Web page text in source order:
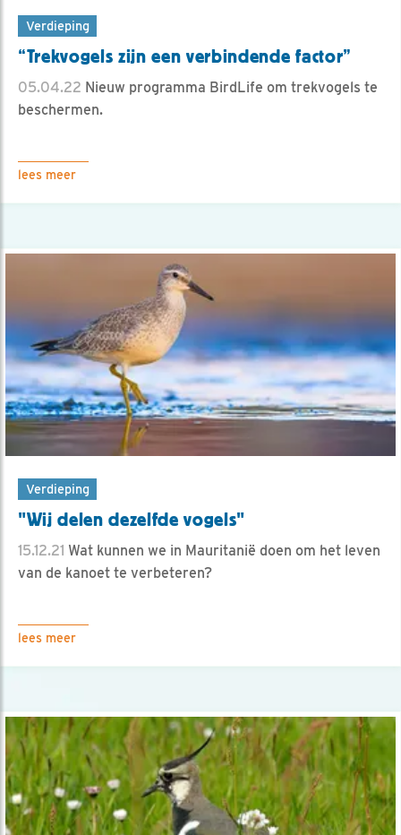
Verdieping
“Trekvogels zijn een verbindende factor”
05.04.22 Nieuw programma BirdLife om trekvogels te
beschermen.
lees meer
Verdieping
"Wij delen dezelfde vogels"
15.12.21 Wat kunnen we in Mauritanië doen om het leven
van de kanoet te verbeteren?
lees meer